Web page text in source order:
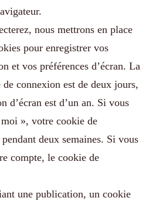
nous mettrons en place
pour enregistrer vos
et vos préférences d’écran. La
connexion est de deux jours,
d’écran est d’un an. Si vous
», votre cookie de
deux semaines. Si vous
compte, le cookie de
une publication, un cookie